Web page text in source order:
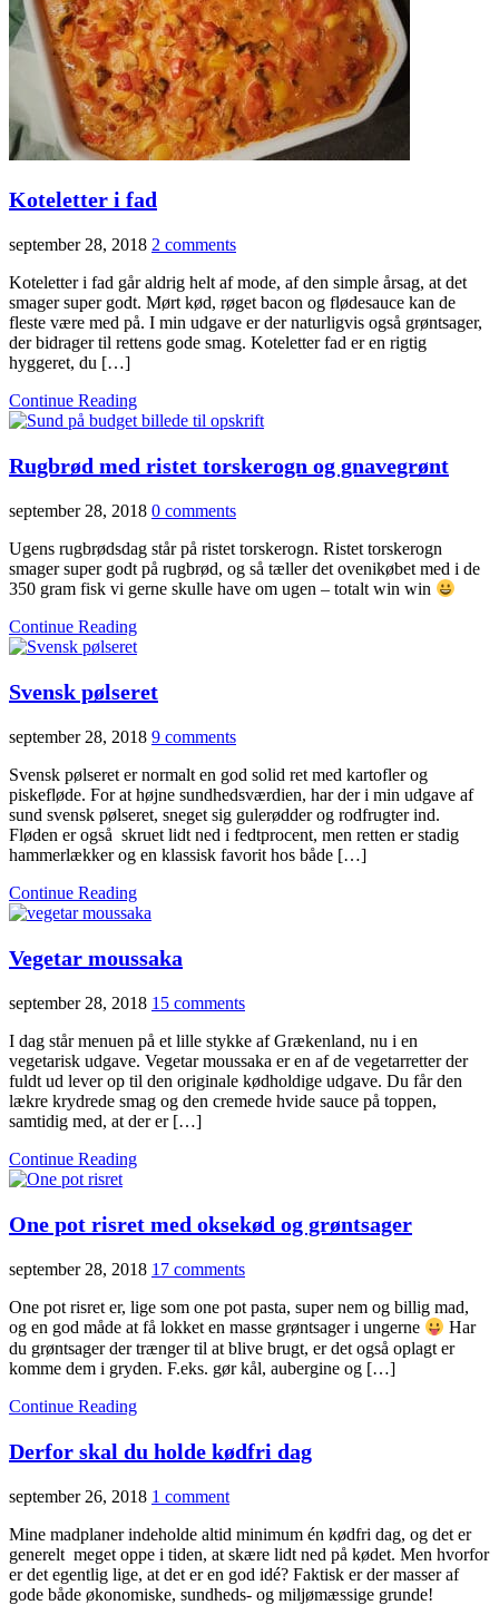
Koteletter i fad
september 28, 2018 2 comments
Koteletter i fad går aldrig helt af mode, af den simple årsag, at det
smager super godt. Mørt kød, røget bacon og flødesauce kan de
fleste være med på. I min udgave er der naturligvis også grøntsager,
der bidrager til rettens gode smag. Koteletter fad er en rigtig
hyggeret, du […]
Continue Reading
Rugbrød med ristet torskerogn og gnavegrønt
september 28, 2018 0 comments
Ugens rugbrødsdag står på ristet torskerogn. Ristet torskerogn
smager super godt på rugbrød, og så tæller det ovenikøbet med i de
350 gram fisk vi gerne skulle have om ugen – totalt win win
Continue Reading
Svensk pølseret
september 28, 2018 9 comments
Svensk pølseret er normalt en god solid ret med kartofler og
piskefløde. For at højne sundhedsværdien, har der i min udgave af
sund svensk pølseret, sneget sig gulerødder og rodfrugter ind.
Fløden er også skruet lidt ned i fedtprocent, men retten er stadig
hammerlækker og en klassisk favorit hos både […]
Continue Reading
Vegetar moussaka
september 28, 2018 15 comments
I dag står menuen på et lille stykke af Grækenland, nu i en
vegetarisk udgave. Vegetar moussaka er en af de vegetarretter der
fuldt ud lever op til den originale kødholdige udgave. Du får den
lækre krydrede smag og den cremede hvide sauce på toppen,
samtidig med, at der er […]
Continue Reading
One pot risret med oksekød og grøntsager
september 28, 2018 17 comments
One pot risret er, lige som one pot pasta, super nem og billig mad,
og en god måde at få lokket en masse grøntsager i ungerne
Har
du grøntsager der trænger til at blive brugt, er det også oplagt er
komme dem i gryden. F.eks. gør kål, aubergine og […]
Continue Reading
Derfor skal du holde kødfri dag
september 26, 2018 1 comment
Mine madplaner indeholde altid minimum én kødfri dag, og det er
generelt meget oppe i tiden, at skære lidt ned på kødet. Men hvorfor
er det egentlig lige, at det er en god idé? Faktisk er der masser af
gode både økonomiske, sundheds- og miljømæssige grunde!